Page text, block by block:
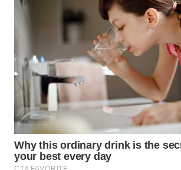
INFRASTRUKTUR
WAHANA
KONSUMEN
WAHANA
LISTRIK
WAHANA